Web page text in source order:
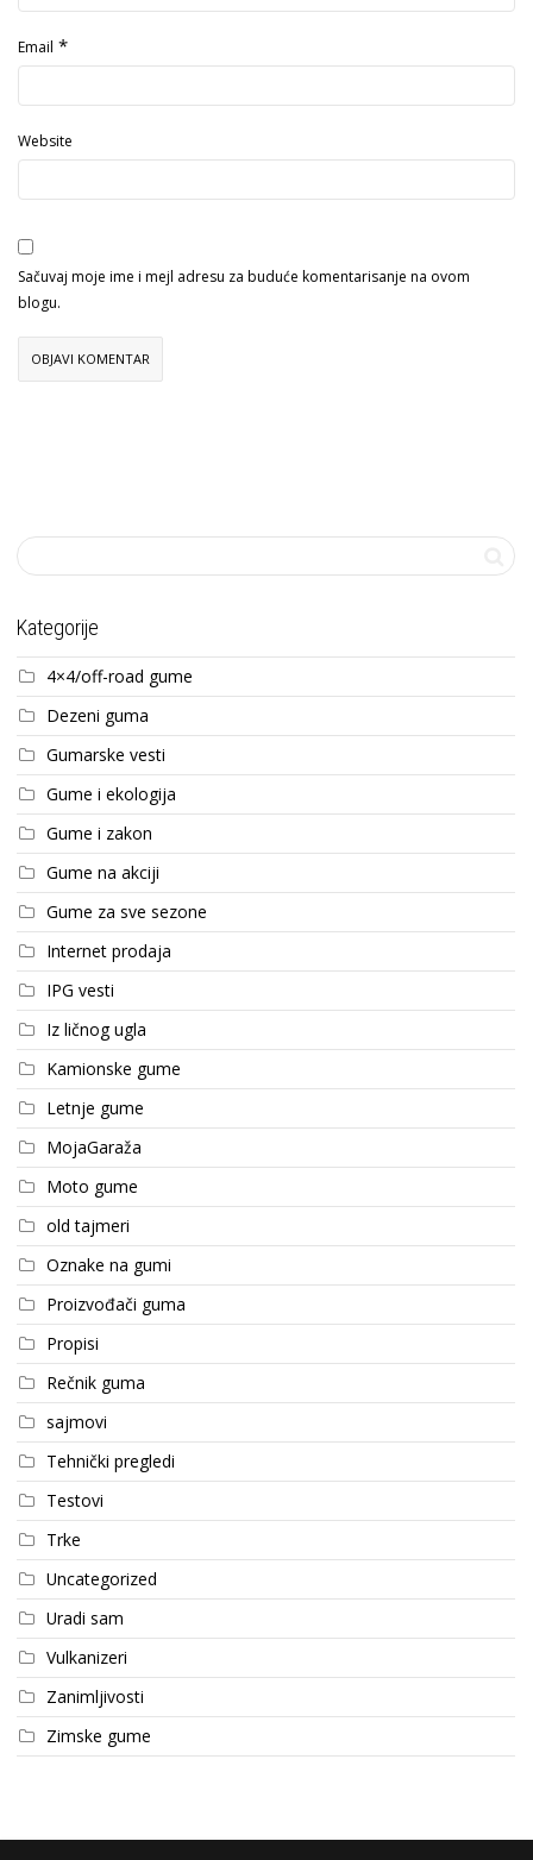
Email *
Website
Sačuvaj moje ime i mejl adresu za buduće komentarisanje na ovom
blogu.
Kategorije
4×4/off-road gume
Dezeni guma
Gumarske vesti
Gume i ekologija
Gume i zakon
Gume na akciji
Gume za sve sezone
Internet prodaja
IPG vesti
Iz ličnog ugla
Kamionske gume
Letnje gume
MojaGaraža
Moto gume
old tajmeri
Oznake na gumi
Proizvođači guma
Propisi
Rečnik guma
sajmovi
Tehnički pregledi
Testovi
Trke
Uncategorized
Uradi sam
Vulkanizeri
Zanimljivosti
Zimske gume